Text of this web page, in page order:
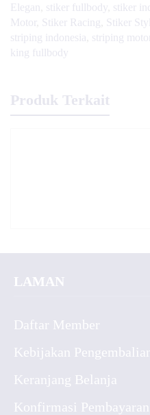
Elegan
stiker fullbody stiker
Motor
Stiker Racing Stiker
striping indonesia striping motor
king fullbody
Produk Terkait
LAMAN
Daftar Member
Kebijakan
Keranjang Belanja
Konfirmasi Pembayaran